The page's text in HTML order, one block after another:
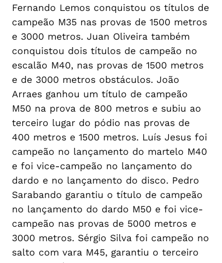
Fernando Lemos conquistou os títulos de
campeão M35 nas provas de 1500 metros
e 3000 metros. Juan Oliveira também
conquistou dois títulos de campeão no
escalão M40, nas provas de 1500 metros
e de 3000 metros obstáculos. João
Arraes ganhou um título de campeão
M50 na prova de 800 metros e subiu ao
terceiro lugar do pódio nas provas de
400 metros e 1500 metros. Luís Jesus foi
campeão no lançamento do martelo M40
e foi vice-campeão no lançamento do
dardo e no lançamento do disco. Pedro
Sarabando garantiu o título de campeão
no lançamento do dardo M50 e foi vice-
campeão nas provas de 5000 metros e
3000 metros. Sérgio Silva foi campeão no
salto com vara M45, garantiu o terceiro